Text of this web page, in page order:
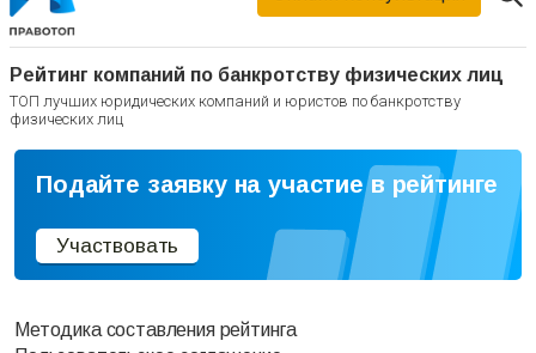
Рейтинг компаний по банкротству физических лиц
ТОП лучших юридических компаний и юристов по банкротству
физических лиц
Подайте заявку на участие в рейтинге
Участвовать
Методика составления рейтинга